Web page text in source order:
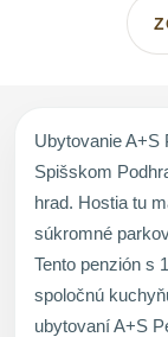
Ubytovanie A+S
Spišskom
hrad. Hostia tu
súkromné
Tento penzión s
spoločnú
ubytovaní A+S